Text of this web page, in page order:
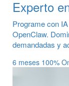
Experto
Programe con
OpenClaw.
demandadas y
6 meses 100%